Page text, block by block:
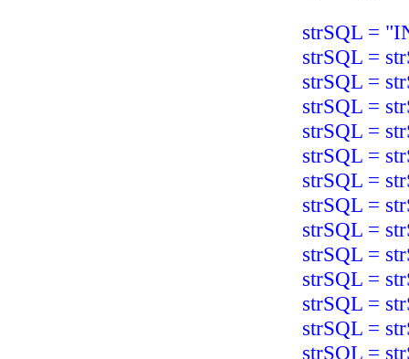
strSQL =
strSQL =
strSQL =
strSQL = strSQL
strSQL = strSQL
strSQL = strSQL
strSQL = strSQL
strSQL = strSQL
strSQL = strSQL
strSQL = strSQL
strSQL = strSQL
strSQL = strSQL
strSQL = strSQL
strSQL = strSQL